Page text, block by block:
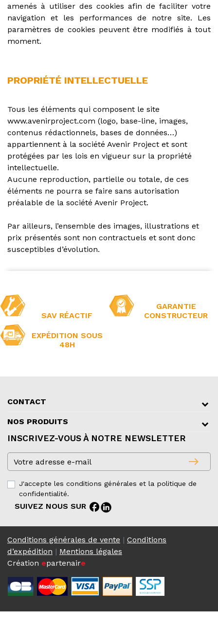
amenés à utiliser des cookies afin de faciliter votre
navigation et les performances de notre site. Les
paramètres de cookies peuvent être modifiés à tout
moment.
PROPRIÉTÉ INTELLECTUELLE
Tous les éléments qui composent le site
www.avenirproject.com (logo, base-line, images,
contenus rédactionnels, bases de données…)
appartiennent à la société Avenir Project et sont
protégées par les lois en vigueur sur la propriété
intellectuelle.
Aucune reproduction, partielle ou totale, de ces
éléments ne pourra se faire sans autorisation
préalable de la société Avenir Project.
Par ailleurs, l’ensemble des images, illustrations et
prix présentés sont non contractuels et sont donc
susceptibles d’évolution.
SAV RÉACTIF
GARANTIE
CONSTRUCTEUR
EXPÉDITION SOUS
48H
CONTACT
NOS PRODUITS
INSCRIVEZ-VOUS À NOTRE NEWSLETTER
east
J'accepte les conditions générales et la politique de
confidentialité.
SUIVEZ NOUS SUR facebook
Conditions générales de vente | Conditions
d’expédition | Mentions légales
Création epartenaire